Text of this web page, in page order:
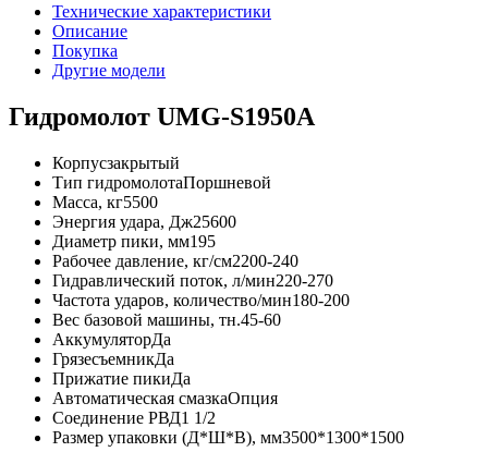
Технические характеристики
Описание
Покупка
Другие модели
Гидромолот UMG-S1950A
Корпусзакрытый
Тип гидромолотаПоршневой
Масса, кг5500
Энергия удара, Дж25600
Диаметр пики, мм195
Рабочее давление, кг/см2200-240
Гидравлический поток, л/мин220-270
Частота ударов, количество/мин180-200
Вес базовой машины, тн.45-60
АккумуляторДа
ГрязесъемникДа
Прижатие пикиДа
Автоматическая смазкаОпция
Соединение РВД1 1/2
Размер упаковки (Д*Ш*В), мм3500*1300*1500